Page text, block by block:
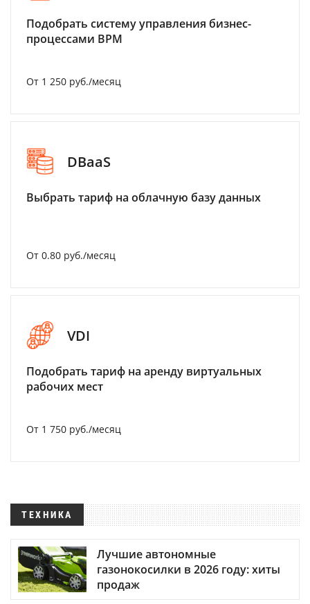
Подобрать систему управления бизнес-
процессами BPM
От 1 250 руб./месяц
DBaaS
Выбрать тариф на облачную базу данных
От 0.80 руб./месяц
VDI
Подобрать тариф на аренду виртуальных
рабочих мест
От 1 750 руб./месяц
ТЕХНИКА
Лучшие автономные
газонокосилки в 2026 году: хиты
продаж